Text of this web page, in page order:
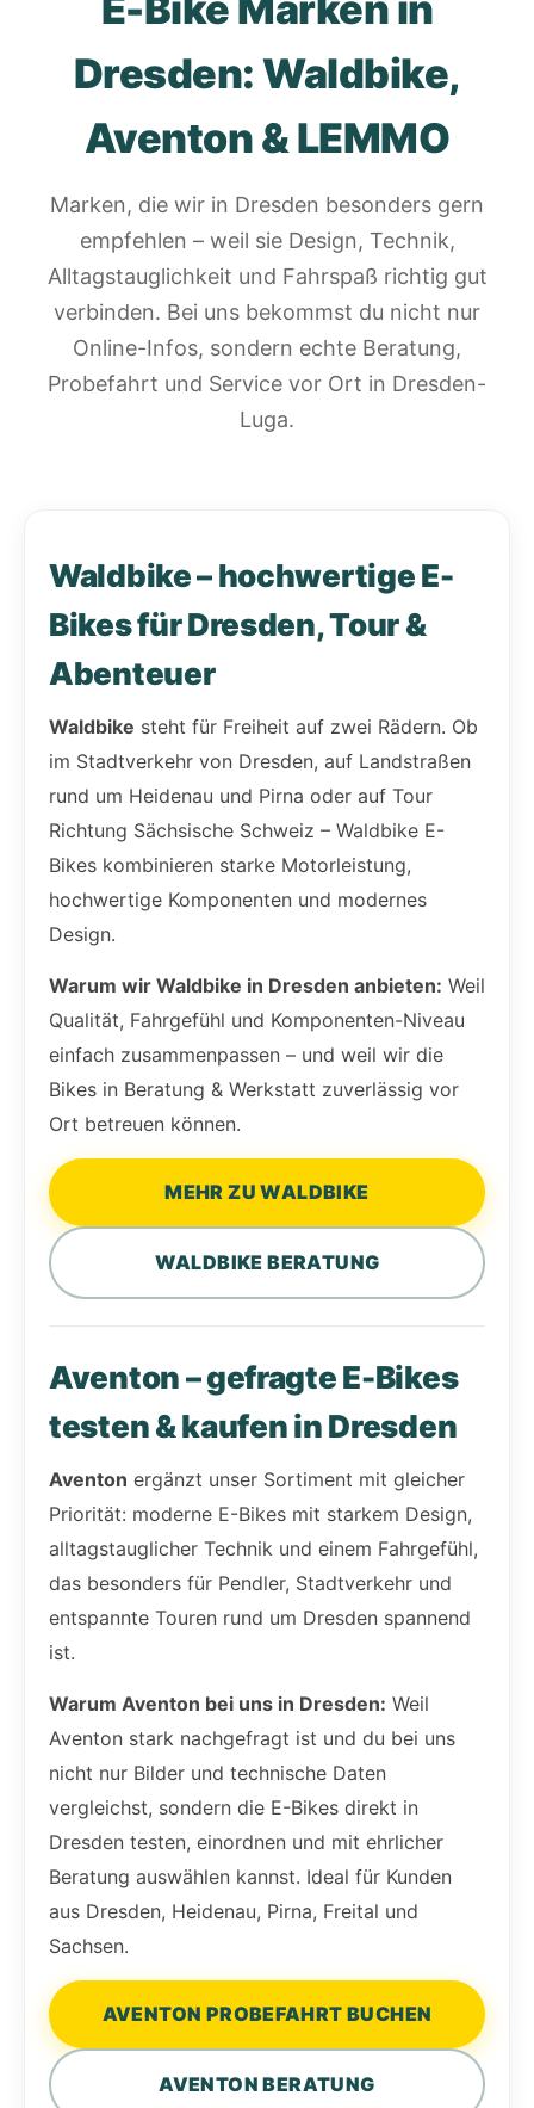
Dresden: Waldbike,
Aventon & LEMMO
Marken, die wir in Dresden besonders gern
empfehlen – weil sie Design, Technik,
Alltagstauglichkeit und Fahrspaß richtig gut
verbinden. Bei uns bekommst du nicht nur
Online-Infos, sondern echte Beratung,
Probefahrt und Service vor Ort in Dresden-
Luga.
Waldbike – hochwertige E-
Bikes für Dresden, Tour &
Abenteuer
Waldbike steht für Freiheit auf zwei Rädern. Ob
im Stadtverkehr von Dresden, auf Landstraßen
rund um Heidenau und Pirna oder auf Tour
Richtung Sächsische Schweiz – Waldbike E-
Bikes kombinieren starke Motorleistung,
hochwertige Komponenten und modernes
Design.
Warum wir Waldbike in Dresden anbieten: Weil
Qualität, Fahrgefühl und Komponenten-Niveau
einfach zusammenpassen – und weil wir die
Bikes in Beratung & Werkstatt zuverlässig vor
Ort betreuen können.
MEHR ZU WALDBIKE
WALDBIKE BERATUNG
Aventon – gefragte E-Bikes
testen & kaufen in Dresden
Aventon ergänzt unser Sortiment mit gleicher
Priorität: moderne E-Bikes mit starkem Design,
alltagstauglicher Technik und einem Fahrgefühl,
das besonders für Pendler, Stadtverkehr und
entspannte Touren rund um Dresden spannend
ist.
Warum Aventon bei uns in Dresden: Weil
Aventon stark nachgefragt ist und du bei uns
nicht nur Bilder und technische Daten
vergleichst, sondern die E-Bikes direkt in
Dresden testen, einordnen und mit ehrlicher
Beratung auswählen kannst. Ideal für Kunden
aus Dresden, Heidenau, Pirna, Freital und
Sachsen.
AVENTON PROBEFAHRT BUCHEN
AVENTON BERATUNG